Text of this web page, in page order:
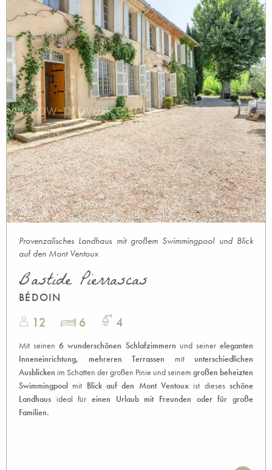
Provenzalisches Landhaus mit großem Swimmingpool und Blick
auf den Mont Ventoux
Bastide Pierrascas
BÉDOIN
12 6 4
Mit seinen6 wunderschönen Schlafzimmern und seinereleganten
Inneneinrichtung,
mehreren Terrassen mit unterschiedlichen
Ausblicken im Schatten der großen Pinie und seinem großen beheizten
Swimmingpool mit Blick auf den Mont Ventoux ist diesesschöne
Landhaus ideal für einen Urlaub mit Freunden oder für große
Familien.